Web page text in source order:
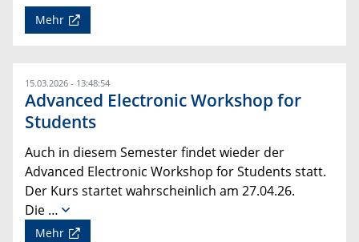
Mehr
15.03.2026 - 13:48:54
Advanced Electronic Workshop for
Students
Auch in diesem Semester findet wieder der
Advanced Electronic Workshop for Students statt.
Der Kurs startet wahrscheinlich am 27.04.26.
Die …
Mehr